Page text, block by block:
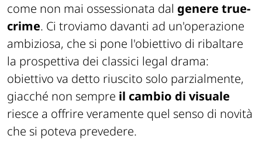
come non mai ossessionata dal genere true-
crime. Ci troviamo davanti ad un'operazione
ambiziosa, che si pone l'obiettivo di ribaltare
la prospettiva dei classici legal drama:
obiettivo va detto riuscito solo parzialmente,
giacché non sempre il cambio di visuale
riesce a offrire veramente quel senso di novità
che si poteva prevedere.